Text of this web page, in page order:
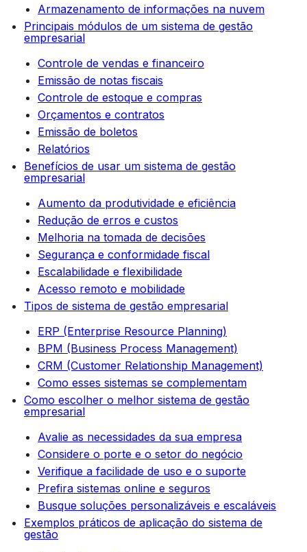
Armazenamento de informações na nuvem
Principais módulos de um sistema de gestão
empresarial
Controle de vendas e financeiro
Emissão de notas fiscais
Controle de estoque e compras
Orçamentos e contratos
Emissão de boletos
Relatórios
Benefícios de usar um sistema de gestão
empresarial
Aumento da produtividade e eficiência
Redução de erros e custos
Melhoria na tomada de decisões
Segurança e conformidade fiscal
Escalabilidade e flexibilidade
Acesso remoto e mobilidade
Tipos de sistema de gestão empresarial
ERP (Enterprise Resource Planning)
BPM (Business Process Management)
CRM (Customer Relationship Management)
Como esses sistemas se complementam
Como escolher o melhor sistema de gestão
empresarial
Avalie as necessidades da sua empresa
Considere o porte e o setor do negócio
Verifique a facilidade de uso e o suporte
Prefira sistemas online e seguros
Busque soluções personalizáveis e escaláveis
Exemplos práticos de aplicação do sistema de
gestão